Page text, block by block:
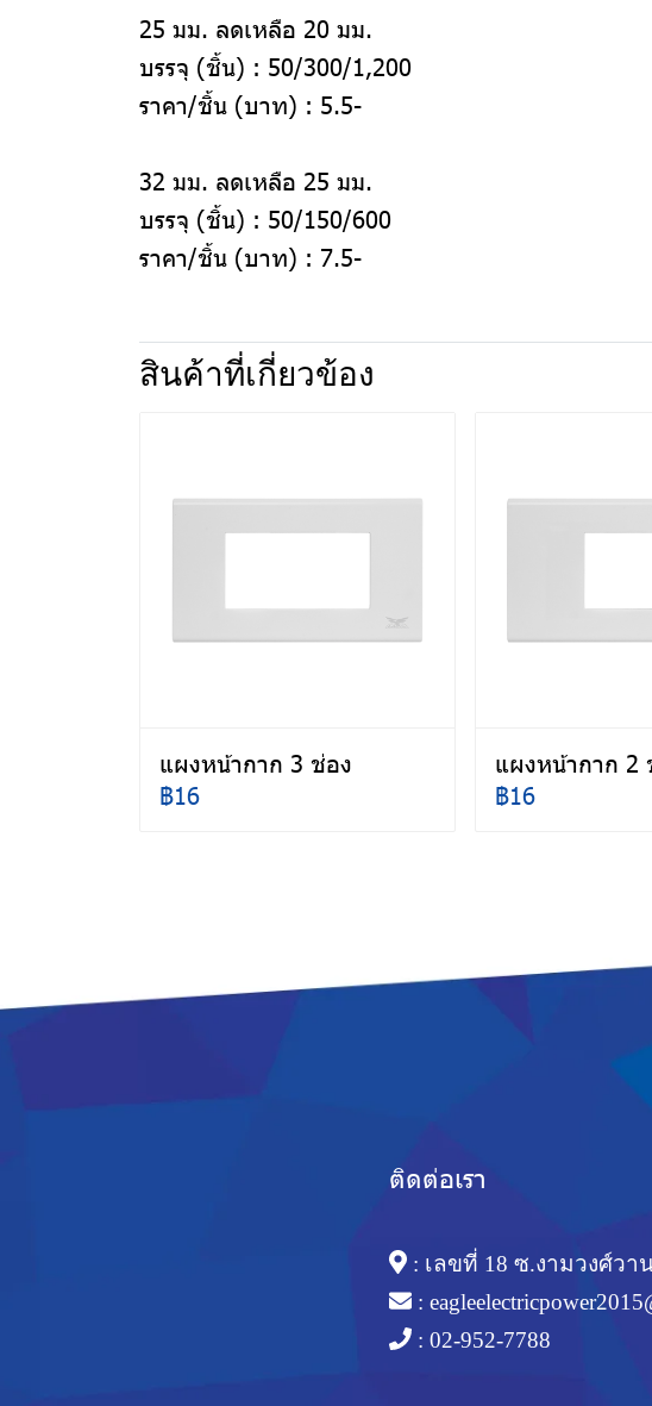
25 มม. ลดเหลือ 20 มม.
บรรจุ (ชิ้น) : 50/300/1,200
ราคา/ชิ้น (บาท) : 5.5-
32 มม. ลดเหลือ 25 มม.
บรรจุ (ชิ้น) : 50/150/600
ราคา/ชิ้น (บาท) : 7.5-
สินค้าที่เกี่ยวข้อง
แผงหน้ากาก 3 ช่อง
฿16
แผงหน้ากาก 2
฿16
ติดต่อเรา
: เลขที่ 18 ซ.งามวงศ์วา
:
: 02-952-7788